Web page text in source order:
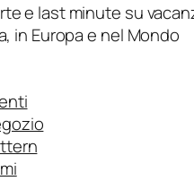
e last minute su
in Europa e nel Mondo